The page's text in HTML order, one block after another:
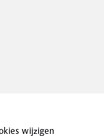
wijzigen